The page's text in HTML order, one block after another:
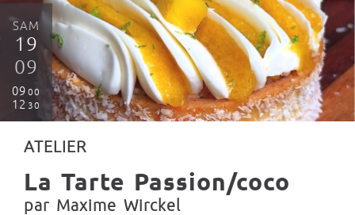
SAM
19
09
09 00
12 30
ATELIER
La Tarte Passion/coco
par Maxime Wirckel